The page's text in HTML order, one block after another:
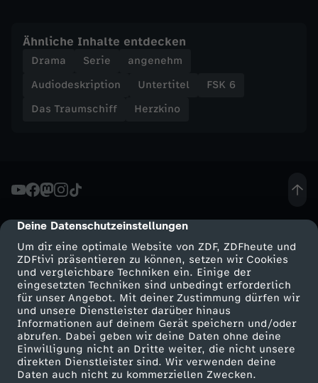
cmp-dialog-description
Deine Datenschutzeinstellungen
Um dir eine optimale Website von ZDF, ZDFheute und
ZDFtivi präsentieren zu können, setzen wir Cookies
und vergleichbare Techniken ein. Einige der
eingesetzten Techniken sind unbedingt erforderlich
für unser Angebot. Mit deiner Zustimmung dürfen wir
und unsere Dienstleister darüber hinaus
Informationen auf deinem Gerät speichern und/oder
abrufen. Dabei geben wir deine Daten ohne deine
Einwilligung nicht an Dritte weiter, die nicht unsere
direkten Dienstleister sind. Wir verwenden deine
Daten auch nicht zu kommerziellen Zwecken.
Ähnliche Inhalte entdecken
Drama Serie
angenehm
Audiodeskription
Untertitel
FSK 6
Das Traumschiff
Herzkino
Mehr ZDF
ZDF-Apps
Smart TV
ZDFtext
Service
ZDFmitreden
Kontakt zum ZDF
Tickets